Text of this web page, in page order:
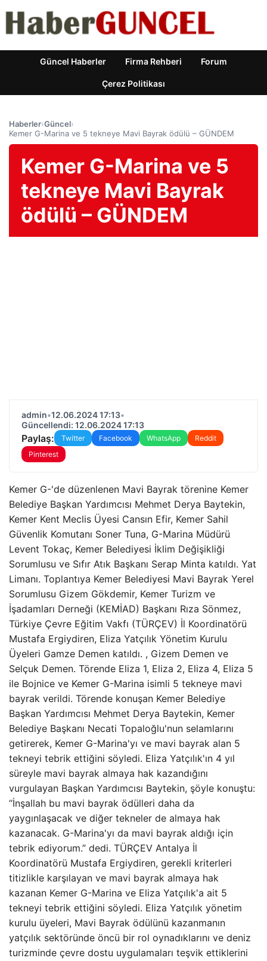
Güncel Haberler Firma Rehberi Forum
Çerez Politikası
Haberler›Güncel›
Kemer G-Marina ve 5 tekneye Mavi Bayrak ödülü – GÜNDEM
Kemer G-Marina ve 5
tekneye Mavi Bayrak
ödülü – GÜNDEM
admin•12.06.2024 17:13•
Güncellendi: 12.06.2024 17:13
Paylaş: Twitter Facebook WhatsApp
Reddit
Pinterest
Kemer G-'de düzenlenen Mavi Bayrak törenine Kemer
Belediye Başkan Yardımcısı Mehmet Derya Baytekin,
Kemer Kent Meclis Üyesi Cansın Efir, Kemer Sahil
Güvenlik Komutanı Soner Tuna, G-Marina Müdürü
Levent Tokaç, Kemer Belediyesi İklim Değişikliği
Sorumlusu ve Sıfır Atık Başkanı Serap Minta katıldı. Yat
Limanı. Toplantıya Kemer Belediyesi Mavi Bayrak Yerel
Sorumlusu Gizem Gökdemir, Kemer Turizm ve
İşadamları Derneği (KEMİAD) Başkanı Rıza Sönmez,
Türkiye Çevre Eğitim Vakfı (TÜRÇEV) İl Koordinatörü
Mustafa Ergiydiren, Eliza Yatçılık Yönetim Kurulu
Üyeleri Gamze Demen katıldı. , Gizem Demen ve
Selçuk Demen. Törende Eliza 1, Eliza 2, Eliza 4, Eliza 5
ile Bojnice ve Kemer G-Marina isimli 5 tekneye mavi
bayrak verildi. Törende konuşan Kemer Belediye
Başkan Yardımcısı Mehmet Derya Baytekin, Kemer
Belediye Başkanı Necati Topaloğlu'nun selamlarını
getirerek, Kemer G-Marina'yı ve mavi bayrak alan 5
tekneyi tebrik ettiğini söyledi. Eliza Yatçılık'ın 4 yıl
süreyle mavi bayrak almaya hak kazandığını
vurgulayan Başkan Yardımcısı Baytekin, şöyle konuştu:
“İnşallah bu mavi bayrak ödülleri daha da
yaygınlaşacak ve diğer tekneler de almaya hak
kazanacak. G-Marina'yı da mavi bayrak aldığı için
tebrik ediyorum.” dedi. TÜRÇEV Antalya İl
Koordinatörü Mustafa Ergiydiren, gerekli kriterleri
titizlikle karşılayan ve mavi bayrak almaya hak
kazanan Kemer G-Marina ve Eliza Yatçılık'a ait 5
tekneyi tebrik ettiğini söyledi. Eliza Yatçılık yönetim
kurulu üyeleri, Mavi Bayrak ödülünü kazanmanın
yatçılık sektöründe öncü bir rol oynadıklarını ve deniz
turizminde çevre dostu uygulamaları teşvik ettiklerini